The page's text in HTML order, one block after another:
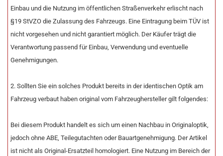
Einbau und die Nutzung im öffentlichen Straßenverkehr erlischt nach
§19 StVZO die Zulassung des Fahrzeugs. Eine Eintragung beim TÜV ist
nicht vorgesehen und nicht garantiert möglich. Der Käufer trägt die
Verantwortung passend für Einbau, Verwendung und eventuelle
Genehmigungen.
2. Sollten Sie ein solches Produkt bereits in der identischen Optik am
Fahrzeug verbaut haben original vom Fahrzeughersteller gilt folgendes:
Bei diesem Produkt handelt es sich um einen Nachbau in Originaloptik,
jedoch ohne ABE, Teilegutachten oder Bauartgenehmigung. Der Artikel
ist nicht als Original-Ersatzteil homologiert. Eine Nutzung im Bereich der